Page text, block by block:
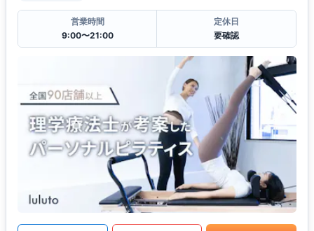
営業時間
9:00〜21:00
定休日
要確認